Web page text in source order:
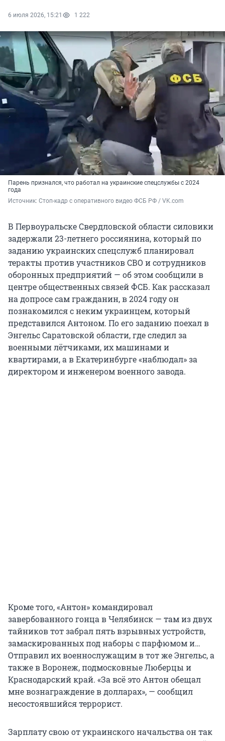
6 июля 2026, 15:21 1 222
Парень признался, что работал на украинские спецслужбы с 2024
года
Источник: Стоп-кадр с оперативного видео ФСБ РФ / VK.com
В Первоуральске Свердловской области силовики
задержали 23-летнего россиянина, который по
заданию украинских спецслужб планировал
теракты против участников СВО и сотрудников
оборонных предприятий — об этом сообщили в
центре общественных связей ФСБ. Как рассказал
на допросе сам гражданин, в 2024 году он
познакомился с неким украинцем, который
представился Антоном. По его заданию поехал в
Энгельс Саратовской области, где следил за
военными лётчиками, их машинами и
квартирами, а в Екатеринбурге «наблюдал» за
директором и инженером военного завода.
Кроме того, «Антон» командировал
завербованного гонца в Челябинск — там из двух
тайников тот забрал пять взрывных устройств,
замаскированных под наборы с парфюмом и…
Отправил их военнослужащим в тот же Энгельс, а
также в Воронеж, подмосковные Люберцы и
Краснодарский край. «За всё это Антон обещал
мне вознаграждение в долларах», — сообщил
несостоявшийся террорист.
Зарплату свою от украинского начальства он так